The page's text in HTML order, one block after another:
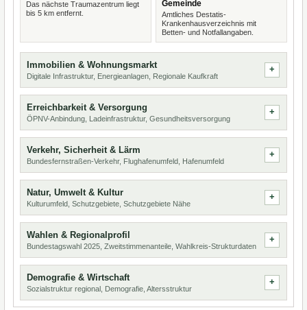
Das nächste Traumazentrum liegt
bis 5 km entfernt.
Gemeinde
Amtliches Destatis-
Krankenhausverzeichnis mit
Betten- und Notfallangaben.
Immobilien & Wohnungsmarkt
Digitale Infrastruktur, Energieanlagen, Regionale Kaufkraft
Erreichbarkeit & Versorgung
ÖPNV-Anbindung, Ladeinfrastruktur, Gesundheitsversorgung
Verkehr, Sicherheit & Lärm
Bundesfernstraßen-Verkehr, Flughafenumfeld, Hafenumfeld
Natur, Umwelt & Kultur
Kulturumfeld, Schutzgebiete, Schutzgebiete Nähe
Wahlen & Regionalprofil
Bundestagswahl 2025, Zweitstimmenanteile, Wahlkreis-Strukturdaten
Demografie & Wirtschaft
Sozialstruktur regional, Demografie, Altersstruktur